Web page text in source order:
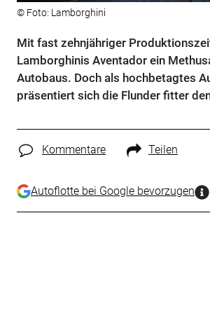
© Foto: Lamborghini
Mit fast zehnjähriger
Lamborghinis Aventador ein
Autobaus. Doch als hochbetagtes
präsentiert sich die Flunder fitter
Kommentare Teilen
Autoflotte bei Google bevorzugen